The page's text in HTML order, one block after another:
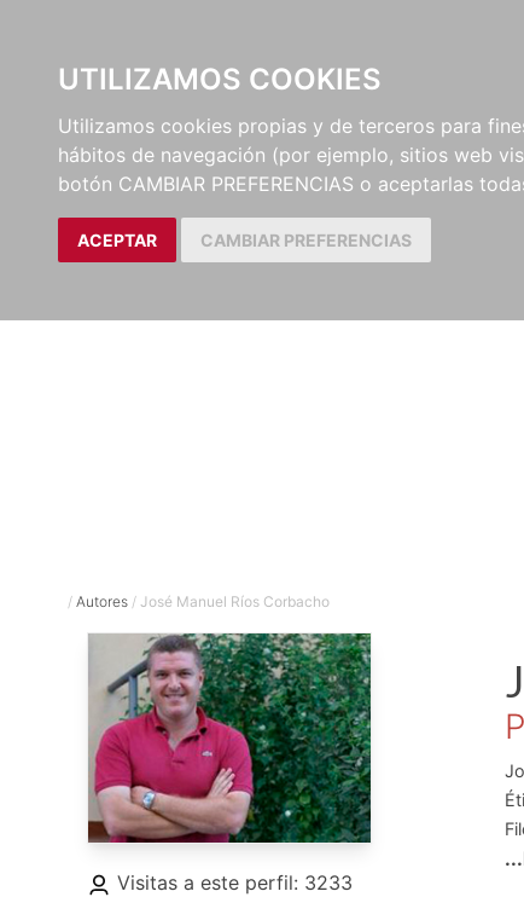
UTILIZAMOS COOKIES
Utilizamos cookies propias y de terceros para
hábitos de navegación (por ejemplo, sitios web
botón CAMBIAR PREFERENCIAS o aceptarlas
ACEPTAR CAMBIAR PREFERENCIAS
/ Autores / José Manuel Ríos Corbacho
Visitas a este perfil: 3233
y